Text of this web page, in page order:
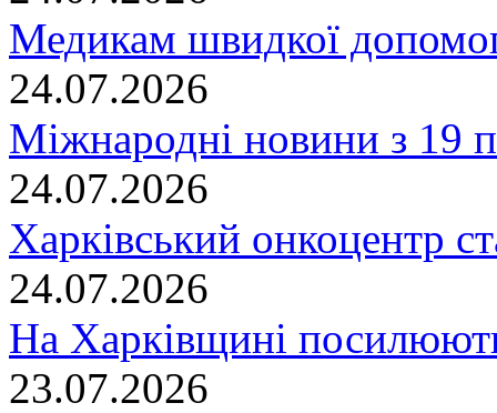
Медикам швидкої
24.07.2026
Міжнародні новини з 19
24.07.2026
Харківський онкоцентр
24.07.2026
На Харківщині
23.07.2026